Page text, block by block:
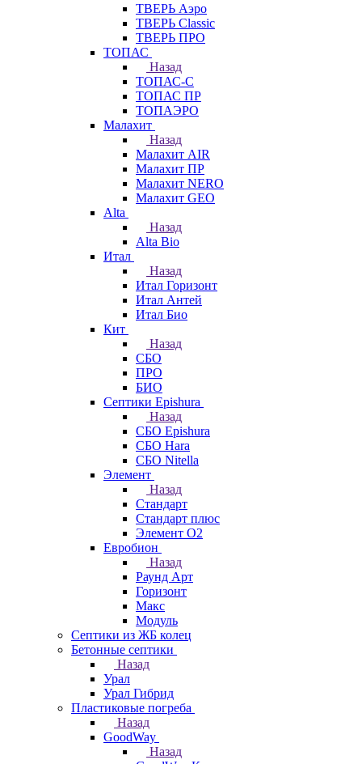
ТВЕРЬ Аэро
ТВЕРЬ Classic
ТВЕРЬ ПРО
ТОПАС
Назад
ТОПАС-С
ТОПАС ПР
ТОПАЭРО
Малахит
Назад
Малахит AIR
Малахит ПР
Малахит NERO
Малахит GEO
Alta
Назад
Alta Bio
Итал
Назад
Итал Горизонт
Итал Антей
Итал Био
Кит
Назад
СБО
ПРО
БИО
Септики Epishura
Назад
СБО Epishura
СБО Hara
СБО Nitella
Элемент
Назад
Стандарт
Стандарт плюс
Элемент О2
Евробион
Назад
Раунд Арт
Горизонт
Макс
Модуль
Септики из ЖБ колец
Бетонные септики
Назад
Урал
Урал Гибрид
Пластиковые погреба
Назад
GoodWay
Назад